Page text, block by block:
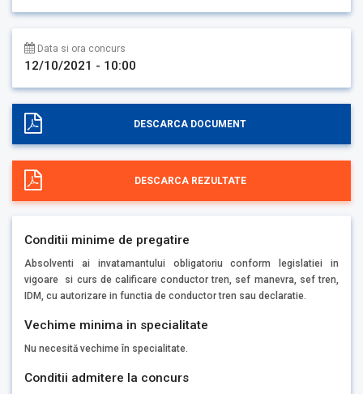
Data si ora concurs
12/10/2021 - 10:00
DESCARCA DOCUMENT
DESCARCA REZULTATE
Conditii minime de pregatire
Absolventi ai invatamantului obligatoriu conform legislatiei in
vigoare si curs de calificare conductor tren, sef manevra, sef tren,
IDM, cu autorizare in functia de conductor tren sau declaratie.
Vechime minima in specialitate
Nu necesită vechime în specialitate.
Conditii admitere la concurs